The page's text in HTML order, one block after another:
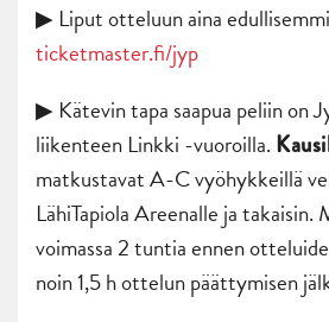
▶ Liput otteluun aina
ticketmaster.fi/jyp
▶ Kätevin tapa saapua peliin on
liikenteen Linkki -vuoroilla.
matkustavat A-C vyöhykkeillä
LähiTapiola Areenalle ja takaisin.
voimassa 2 tuntia ennen
noin 1,5 h ottelun päättymisen